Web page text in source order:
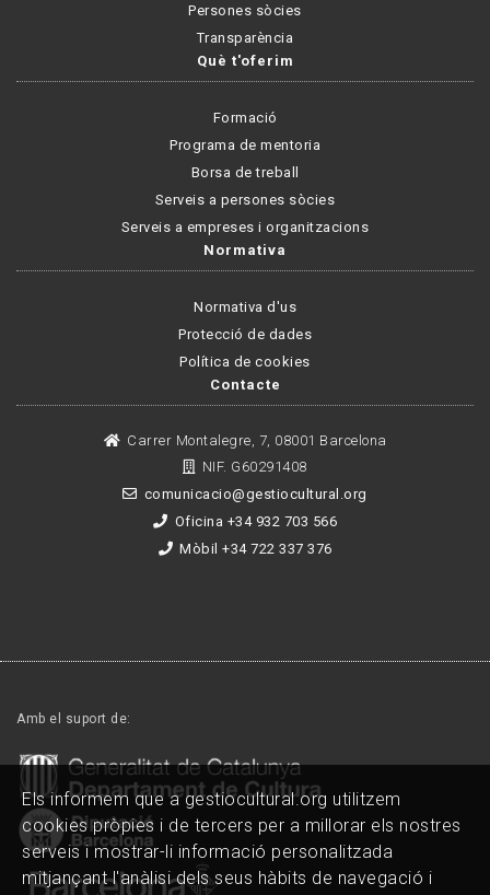
Persones sòcies
Transparència
Què t'oferim
Formació
Programa de mentoria
Borsa de treball
Serveis a persones sòcies
Serveis a empreses i organitzacions
Normativa
Normativa d'us
Protecció de dades
Política de cookies
Contacte
Carrer Montalegre, 7, 08001 Barcelona
NIF. G60291408
comunicacio@gestiocultural.org
Oficina +34 932 703 566
Mòbil +34 722 337 376
Amb el suport de:
Els informem que a gestiocultural.org utilitzem
cookies pròpies i de tercers per a millorar els nostres
serveis i mostrar-li informació personalitzada
mitjançant l'anàlisi dels seus hàbits de navegació i